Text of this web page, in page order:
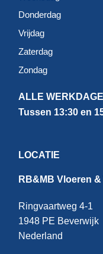
Donderdag
Vrijdag
Zaterdag
Zondag
ALLE
Tussen 13:30 en
LOCATIE
RB&MB Vloeren &
Ringvaartweg 4-1
1948 PE Beverwijk
Nederland